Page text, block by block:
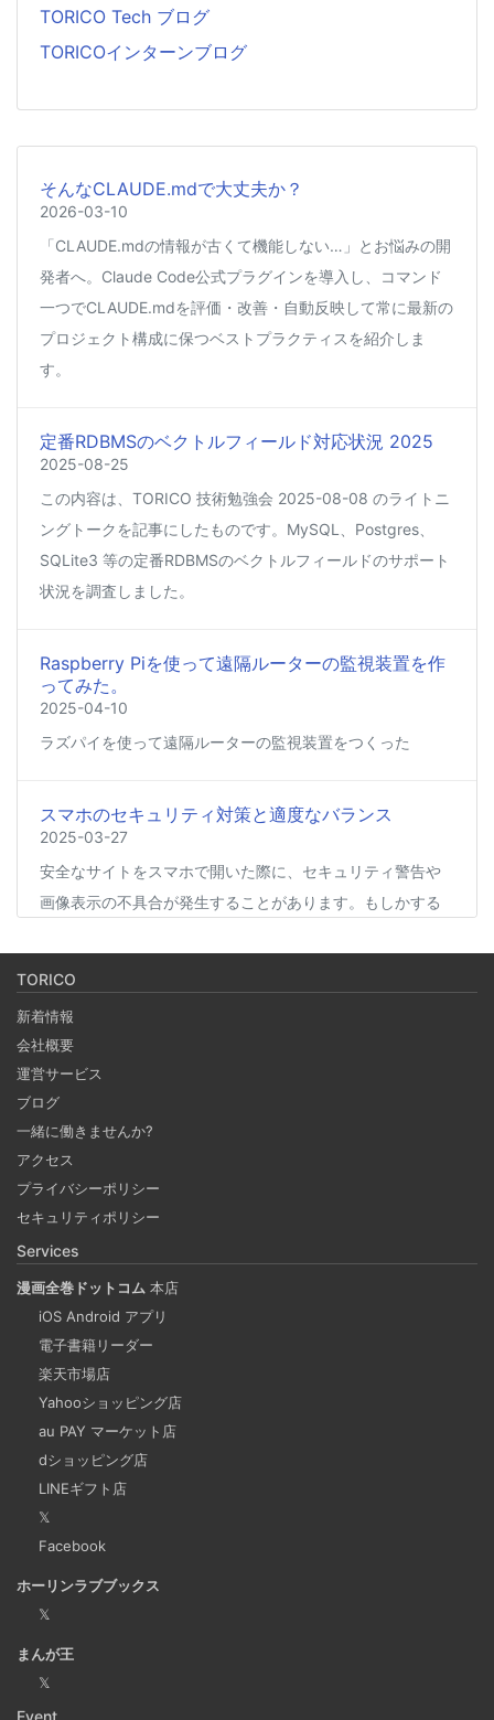
TORICO Tech ブログ
TORICOインターンブログ
そんなCLAUDE.mdで大丈夫か？
2026-03-10
「CLAUDE.mdの情報が古くて機能しない…」とお悩みの開
発者へ。Claude Code公式プラグインを導入し、コマンド
一つでCLAUDE.mdを評価・改善・自動反映して常に最新の
プロジェクト構成に保つベストプラクティスを紹介しま
す。
定番RDBMSのベクトルフィールド対応状況 2025
2025-08-25
この内容は、TORICO 技術勉強会 2025-08-08 のライトニ
ングトークを記事にしたものです。MySQL、Postgres、
SQLite3 等の定番RDBMSのベクトルフィールドのサポート
状況を調査しました。
Raspberry Piを使って遠隔ルーターの監視装置を作
ってみた。
2025-04-10
ラズパイを使って遠隔ルーターの監視装置をつくった
スマホのセキュリティ対策と適度なバランス
2025-03-27
安全なサイトをスマホで開いた際に、セキュリティ警告や
画像表示の不具合が発生することがあります。もしかする
ィ対策とその影響について簡単にご紹介します。
Coima + Rosetta 2 で、Apple Silicon 上で x86_64
の Docker イメージをビルドする (Docker desktop
やめる)
2025-03-24
Docker Desktop を使わずに、Mac で x86 の Docker イメ
ージのビルドをする手順を書いています。Colima と
Rosetta2 を使って、クロスアーキテクチャーでビルドする
方法です。Lima, QEmu, nerdctl の実例も記載しています。
2025-03-21
についてご紹介します。 Slackでは、業務で決めたことや会
議の開始前にリマインダーを設定しておくと、とても便利
です。 忙しいと、いくらスケジュールを頭に入れていて
も、仕事に没頭してしまい、他の業務や会議の開始時間を
過ぎてしまうことがあります。そんな経験がある方には、
この機能が非常に役立つと思います。
Laravelを使って簡単にReactを開発できる環境を作
成する
2025-03-18
TORICO
新着情報
会社概要
運営サービス
ブログ
一緒に働きませんか?
アクセス
プライバシーポリシー
セキュリティポリシー
Services
漫画全巻ドットコム 本店
iOS Android アプリ
電子書籍リーダー
楽天市場店
Yahooショッピング店
au PAY マーケット店
dショッピング店
LINEギフト店
𝕏
Facebook
ホーリンラブブックス
𝕏
まんが王
𝕏
Event